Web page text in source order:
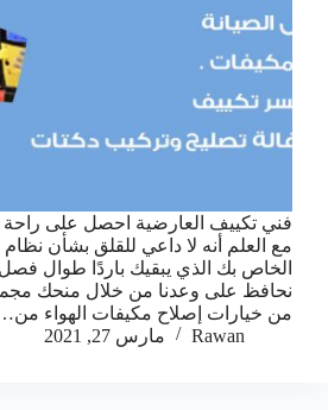
فني تكييف العارضية احصل على راحة
مع العلم أنه لا داعي للقلق بشأن نظام
الخاص بك الذي يبقيك باردًا طوال
نحافظ على وعدنا من خلال منحك
من خيارات إصلاح مكيفات الهواء
Rawan
مارس 27, 2021